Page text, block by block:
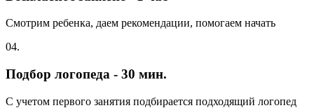
Смотрим ребенка, даем рекомендации, помогаем начать
04.
Подбор логопеда - 30 мин.
С учетом первого занятия подбирается подходящий логопед